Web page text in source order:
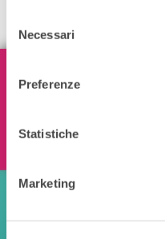
delNecessari
Preferenze
Statistiche
Marketing